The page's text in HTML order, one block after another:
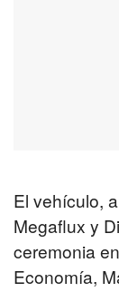
El vehículo,
Megaflux y
ceremonia
Economía,